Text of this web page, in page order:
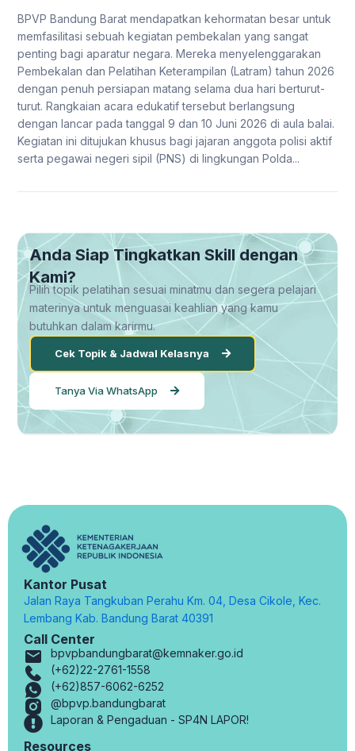
BPVP Bandung Barat mendapatkan kehormatan besar untuk
memfasilitasi sebuah kegiatan pembekalan yang sangat
penting bagi aparatur negara. Mereka menyelenggarakan
Pembekalan dan Pelatihan Keterampilan (Latram) tahun 2026
dengan penuh persiapan matang selama dua hari berturut-
turut. Rangkaian acara edukatif tersebut berlangsung
dengan lancar pada tanggal 9 dan 10 Juni 2026 di aula balai.
Kegiatan ini ditujukan khusus bagi jajaran anggota polisi aktif
serta pegawai negeri sipil (PNS) di lingkungan Polda...
Anda Siap Tingkatkan Skill dengan
Kami?
Pilih topik pelatihan sesuai minatmu dan segera pelajari
materinya untuk menguasai keahlian yang kamu
butuhkan dalam karirmu.
Cek Topik & Jadwal Kelasnya
Tanya Via WhatsApp
Kantor Pusat
Jalan Raya Tangkuban Perahu Km. 04, Desa Cikole, Kec.
Lembang Kab. Bandung Barat 40391
Call Center
bpvpbandungbarat@kemnaker.go.id
(+62)22-2761-1558
(+62)857-6062-6252
@bpvp.bandungbarat
Laporan & Pengaduan - SP4N LAPOR!
Resources